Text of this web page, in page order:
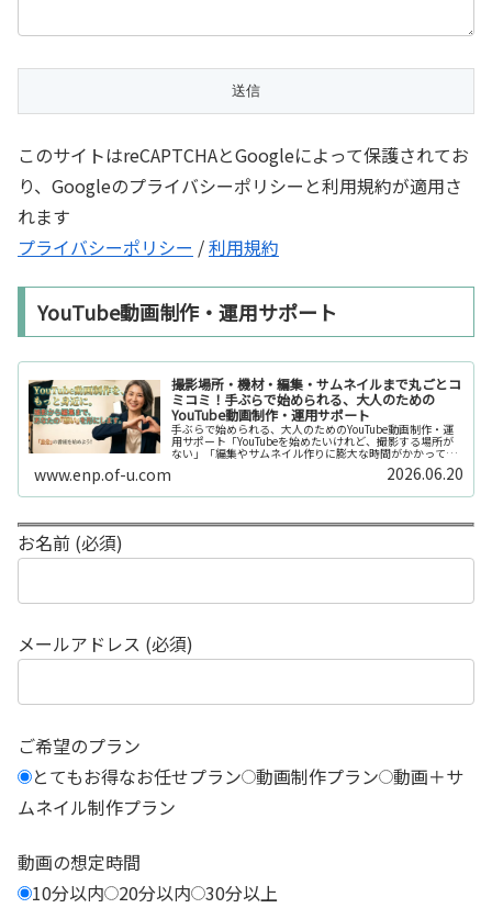
このサイトはreCAPTCHAとGoogleによって保護されてお
り、Googleのプライバシーポリシーと利用規約が適用さ
れます
プライバシーポリシー /利用規約
YouTube動画制作・運用サポート
撮影場所・機材・編集・サムネイルまで丸ごとコ
ミコミ！手ぶらで始められる、大人のための
YouTube動画制作・運用サポート
手ぶらで始められる、大人のためのYouTube動画制作・運
用サポート「YouTubeを始めたいけれど、撮影する場所が
ない」「編集やサムネイル作りに膨大な時間がかかって長
続きしない」「機材を揃えるだけで何万円もかかってしま
www.enp.of-u.com 2026.06.20
お名前 (必須)
メールアドレス (必須)
ご希望のプラン
とてもお得なお任せプラン 動画制作プラン 動画＋サ
ムネイル制作プラン
動画の想定時間
10分以内
20分以内 30分以上